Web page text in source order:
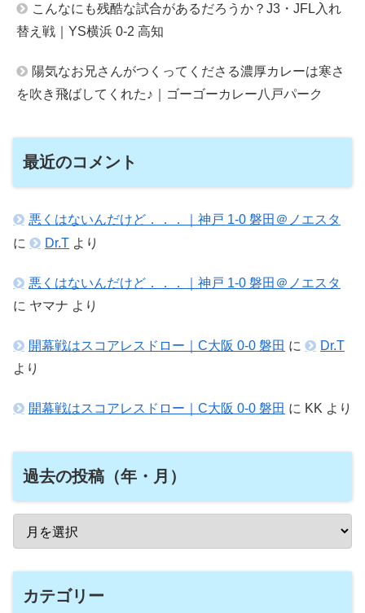
こんなにも残酷な試合があるだろうか？J3・JFL入れ
替え戦｜YS横浜 0-2 高知
陽気なお兄さんがつくってくださる濃厚カレーは寒さ
を吹き飛ばしてくれた♪｜ゴーゴーカレー八戸パーク
最近のコメント
悪くはないんだけど．．．｜神戸 1-0 磐田＠ノエスタ
に
Dr.T より
悪くはないんだけど．．．｜神戸 1-0 磐田＠ノエスタ
に ヤマナ より
開幕戦はスコアレスドロー｜C大阪 0-0 磐田 に
Dr.T
より
開幕戦はスコアレスドロー｜C大阪 0-0 磐田 に KK より
過去の投稿（年・月）
カテゴリー